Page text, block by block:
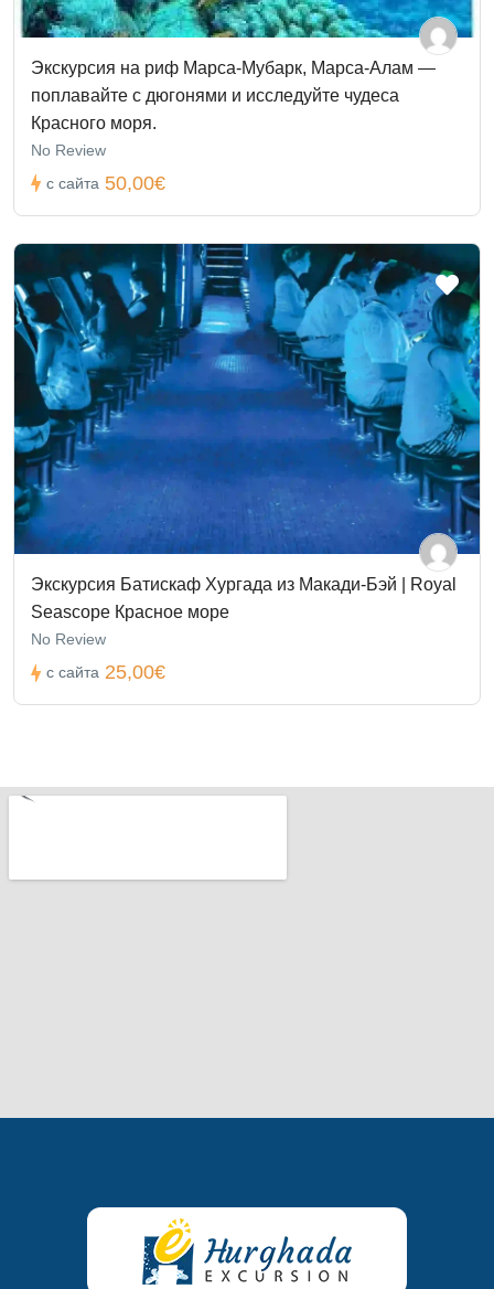
Экскурсия на риф Марса-Мубарк, Марса-Алам —
поплавайте с дюгонями и исследуйте чудеса
Красного моря.
No Review
с сайта 50,00€
Экскурсия Батискаф Хургада из Макади-Бэй | Royal
Seascope Красное море
No Review
с сайта 25,00€